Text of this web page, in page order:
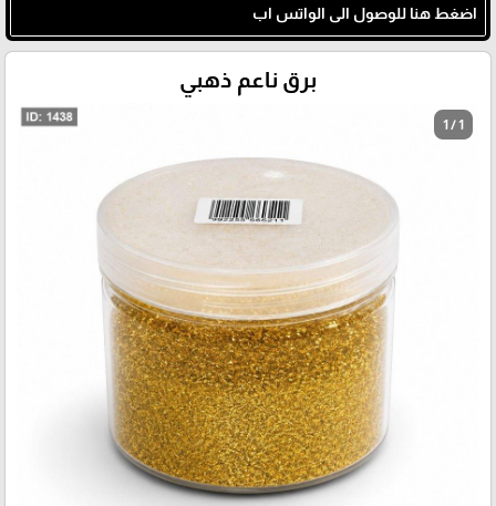
اضغط هنا للوصول الى الواتس اب
برق ناعم ذهبي
1 / 1